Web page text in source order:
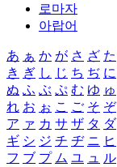
로마자
아랍어
あ ぁ か が さ ざ た
き ぎ し じ ち ぢ に
ぬ ふ ぶ ぷ む ゆ ゅ
れ お ぉ こ ご そ ぞ
ア ァ カ サ ザ タ ダ
ギ シ ジ チ ヂ ニ ヒ
フ ブ プ ム ユ ュ ル